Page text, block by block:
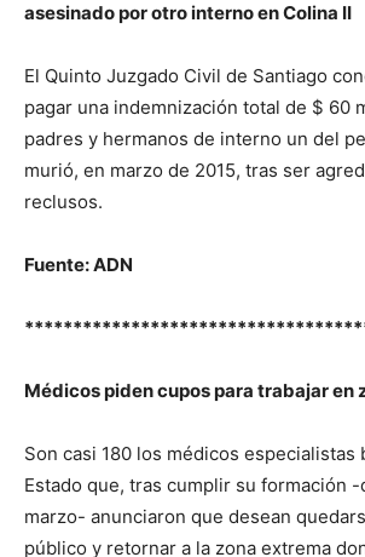
asesinado por otro interno en Colina II
El Quinto Juzgado Civil de Santiago
pagar una indemnización total de $ 60
padres y hermanos de interno un del
murió, en marzo de 2015, tras ser
reclusos.
Fuente: ADN
Médicos piden cupos para trabajar en
Son casi 180 los médicos especialistas
Estado que, tras cumplir su formación
marzo- anunciaron que desean
público y retornar a la zona extrema